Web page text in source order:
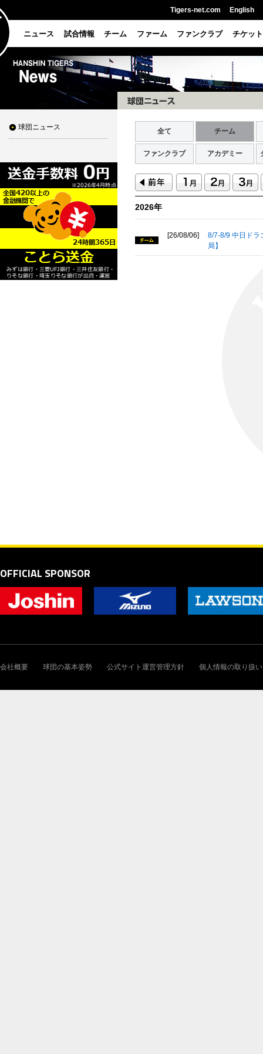
Tigers-net.com English
ニュース 試合情報 チーム ファーム ファンクラブ チケット
球団ニュース 全て チーム
ファンクラブ アカデミー
2026年
[26/08/06]
8/7-8/9 中日ドラ
局】
OFFICIAL SPONSOR
会社概要 球団の基本姿勢 公式サイト運営管理方針 個人情報の取り扱い